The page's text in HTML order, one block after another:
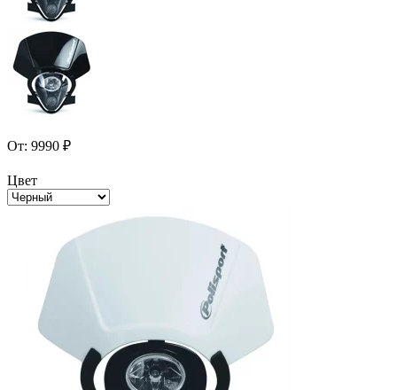
От: 9990 ₽
Цвет